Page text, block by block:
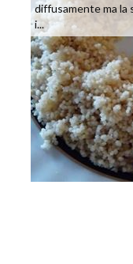
diffusamente ma la
i...